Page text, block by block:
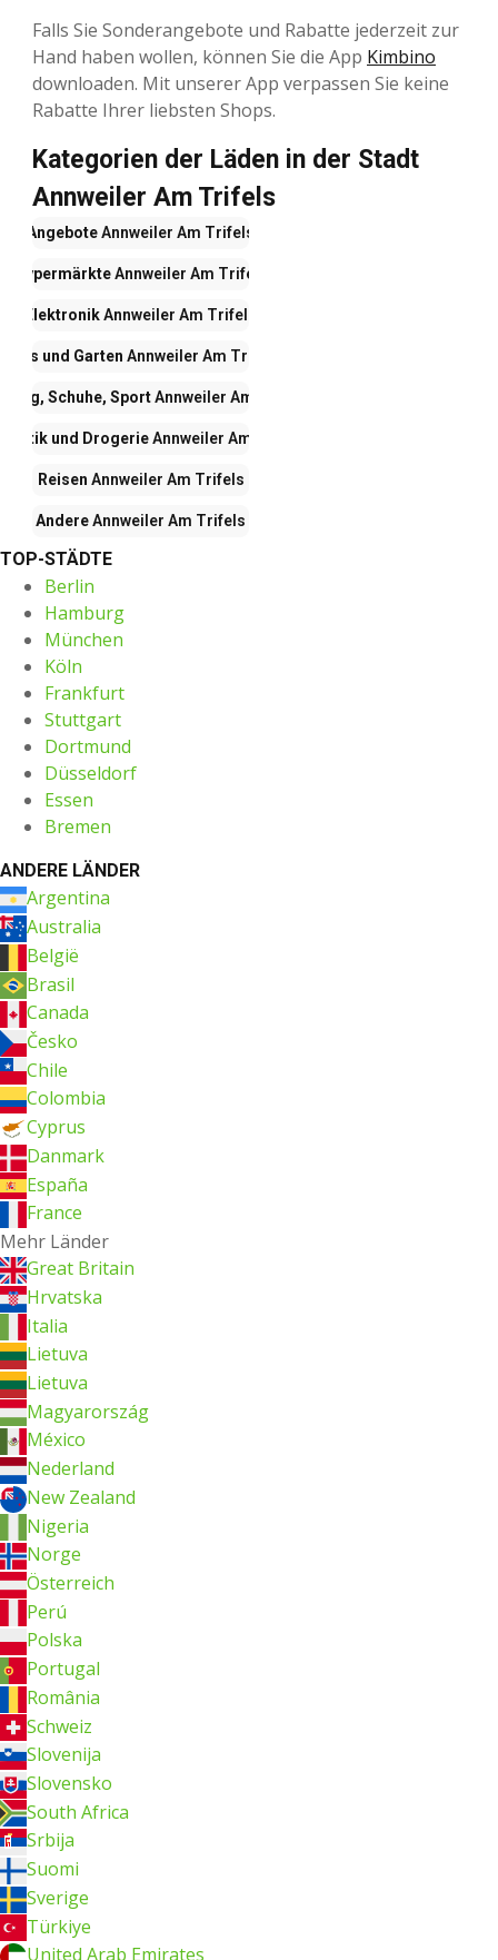
Falls Sie Sonderangebote und Rabatte jederzeit zur
Hand haben wollen, können Sie die App Kimbino
downloaden. Mit unserer App verpassen Sie keine
Rabatte Ihrer liebsten Shops.
Kategorien der Läden in der Stadt
Annweiler Am Trifels
AngeboteAnnweiler Am Trifels
HypermärkteAnnweiler Am Trifels
ElektronikAnnweiler Am Trifels
Haus und Garten Annweiler Am Trifels
Schuhe, SportAnnweiler Am Trifels
und DrogerieAnnweiler Am Trifels
Reisen Annweiler Am Trifels
AndereAnnweiler Am Trifels
TOP-STÄDTE
Berlin
Hamburg
München
Köln
Frankfurt
Stuttgart
Dortmund
Düsseldorf
Essen
Bremen
ANDERE LÄNDER
Argentina
Australia
België
Brasil
Canada
Česko
Chile
Colombia
Cyprus
Danmark
España
France
Mehr Länder
Great Britain
Hrvatska
Italia
Lietuva
Lietuva
Magyarország
México
Nederland
New Zealand
Nigeria
Norge
Österreich
Perú
Polska
Portugal
România
Schweiz
Slovenija
Slovensko
South Africa
Srbija
Suomi
Sverige
Türkiye
United Arab Emirates